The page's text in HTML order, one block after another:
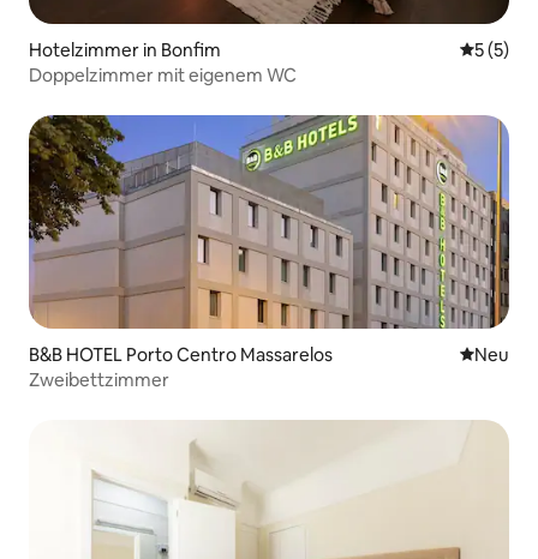
Hotelzimmer in Bonfim
5 (5)
Doppelzimmer mit eigenem WC
B&B HOTEL Porto Centro Massarelos Neue
Neu
Zweibettzimmer